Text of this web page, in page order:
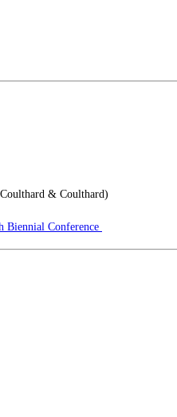
& Coulthard)
Biennial Conference